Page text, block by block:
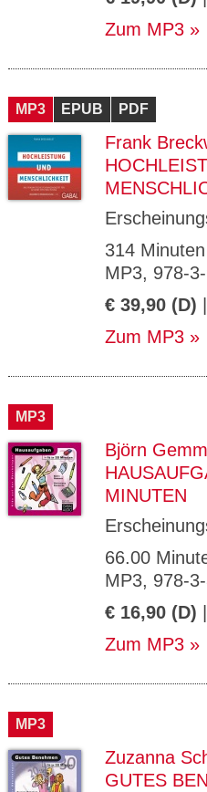
Zum MP3
MP3 EPUB PDF
Frank
314 Minuten
MP3, 978-
€ 39,90 (D)
Zum MP3
MP3
Björn
MINUTEN
66.00
MP3, 978-
€ 16,90 (D)
Zum MP3
MP3
Zuzanna
GUTES